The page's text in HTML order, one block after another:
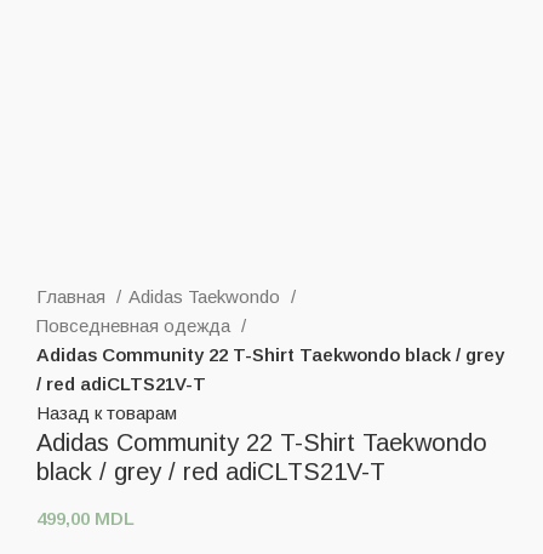
Главная
Adidas Taekwondo
Повседневная одежда
Adidas Community 22 T-Shirt Taekwondo black / grey
/ red adiCLTS21V-T
Назад к товарам
Adidas Community 22 T-Shirt Taekwondo
black / grey / red adiCLTS21V-T
499,00 MDL